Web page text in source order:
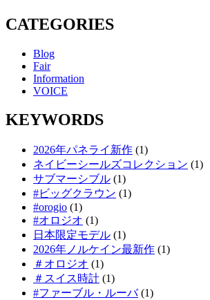
CATEGORIES
Blog
Fair
Information
VOICE
KEYWORDS
2026年パネライ新作 (1)
ネイビーシールズコレクション (1)
サブマーシブル (1)
#ビッグクラウン (1)
#orogio (1)
#オロジオ (1)
日本限定モデル (1)
2026年ノルケイン最新作 (1)
＃オロジオ (1)
＃スイス時計 (1)
#ファーブル・ルーバ(1)